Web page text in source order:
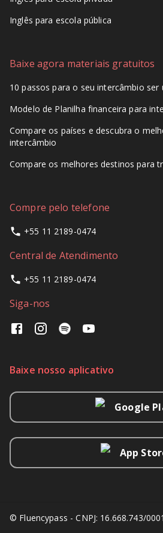
Inglês para escola pública
Baixe agora materiais gratuitos
10 passos para o seu intercâmbio ser
Modelo de Planilha financeira para
Compare os países e descubra o
intercâmbio
Compare os melhores destinos para
Compre pelo telefone
+55 11 2189-0474
Central de Atendimento
+55 11 2189-0474
Siga-nos
Baixe nosso aplicativo
Google
App
© Fluencypass - CNPJ: 16.668.743/